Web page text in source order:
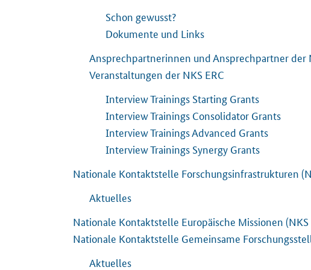
Schon gewusst?
Dokumente und Links
Ansprechpartnerinnen und Ansprechpartner der
Veranstaltungen der NKS ERC
Interview Trainings Starting Grants
Interview Trainings Consolidator Grants
Interview Trainings Advanced Grants
Interview Trainings Synergy Grants
Nationale Kontaktstelle Forschungsinfrastrukturen
Aktuelles
Nationale Kontaktstelle Europäische Missionen
Nationale Kontaktstelle Gemeinsame
Aktuelles